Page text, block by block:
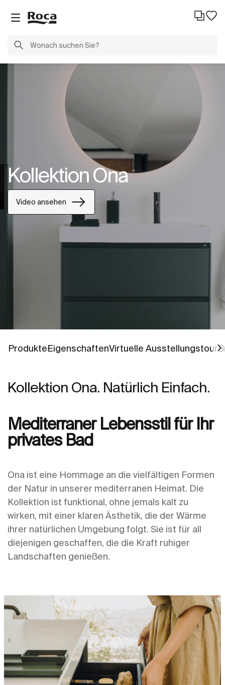
Kollektion Ona
Video ansehen
Gehe zu
ProdukteGehe zu
EigenschaftenGehe zu
Virtuelle Ausstellungstour
Kollektion Ona. Natürlich Einfach.
Mediterraner Lebensstil für Ihr
privates Bad
Ona ist eine Hommage an die vielfältigen Formen
der Natur in unserer mediterranen Heimat. Die
Kollektion ist funktional, ohne jemals kalt zu
wirken, mit einer klaren Ästhetik, die der Wärme
ihrer natürlichen Umgebung folgt. Sie ist für all
diejenigen geschaffen, die die Kraft ruhiger
Landschaften genießen.